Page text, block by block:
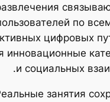
по
цифровых
инновационные
и социальных
занятия